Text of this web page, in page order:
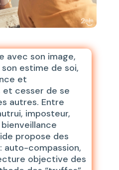
avec son image,
estime de soi,
et
cesser de se
autres. Entre
imposteur,
propose des
auto-compassion,
objective des